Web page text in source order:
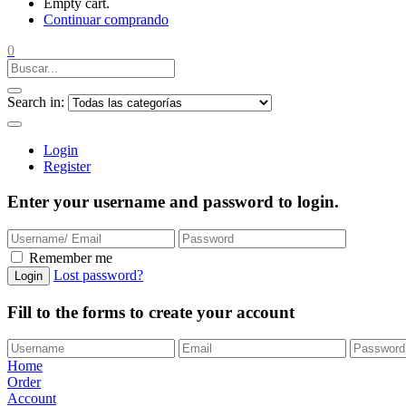
Empty cart.
Continuar comprando
0
Search in:
Login
Register
Enter your username and password to login.
Remember me
Login Lost password?
Fill to the forms to create your account
Home
Order
Account